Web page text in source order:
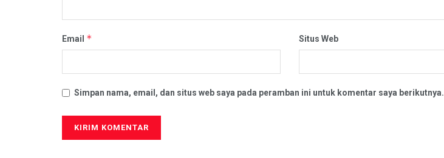
Email * Situs Web
Simpan nama, email, dan situs web saya pada peramban ini untuk komentar saya berikutnya.